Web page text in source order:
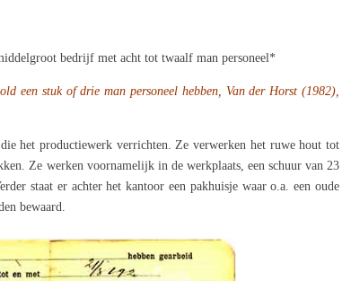
bedrijf met acht tot twaalf man personeel*
een stuk of drie man personeel hebben, Van der Horst (1982),
het productiewerk verrichten. Ze verwerken het ruwe hout tot
Ze werken voornamelijk in de werkplaats, een schuur van 23
staat er achter het kantoor een pakhuisje waar o.a. een oude
bewaard.